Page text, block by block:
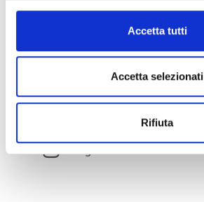
Accetta tutti
Accetta selezionati
Rifiuta
Email
Social
Instagram